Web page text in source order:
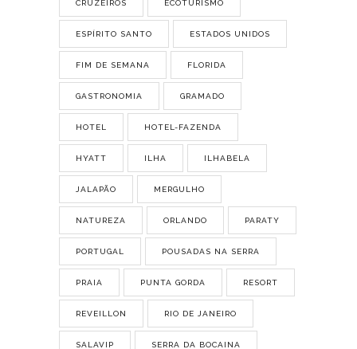
CRUZEIROS ECOTURISMO
ESPÍRITO SANTO ESTADOS UNIDOS
FIM DE SEMANA FLORIDA
GASTRONOMIA GRAMADO
HOTEL HOTEL-FAZENDA
HYATT ILHA ILHABELA
JALAPÃO MERGULHO
NATUREZA ORLANDO PARATY
PORTUGAL POUSADAS NA SERRA
PRAIA PUNTA GORDA RESORT
REVEILLON RIO DE JANEIRO
SALAVIP SERRA DA BOCAINA